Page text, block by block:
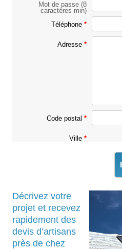
Mot de passe (8
caractères min)
Téléphone
Adresse
Code postal
Ville
Décrivez votre
projet et recevez
rapidement des
devis d’artisans
près de chez